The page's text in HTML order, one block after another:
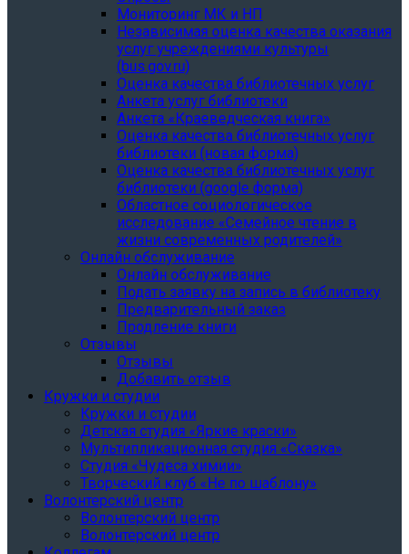
Мониторинг МК и НП
Независимая оценка качества оказания
услуг учреждениями культуры
(bus.gov.ru)
Оценка качества библиотечных услуг
Анкета услуг библиотеки
Анкета «Краеведческая книга»
Oценка качества библиотечных услуг
библиотеки (новая форма)
Oценка качества библиотечных услуг
библиотеки (google форма)
Областное социологическое
исследование «Семейное чтение в
жизни современных родителей»
Онлайн обслуживание
Онлайн обслуживание
Подать заявку на запись в библиотеку
Предварительный заказ
Продление книги
Отзывы
Отзывы
Добавить отзыв
Кружки и студии
Кружки и студии
Детская студия «Яркие краски»
Мультипликационная студия «Сказка»
Студия «Чудеса химии»
Творческий клуб «Не по шаблону»
Волонтерский центр
Волонтерский центр
Волонтерский центр